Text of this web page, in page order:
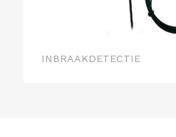
INBRAAKDETECTIE